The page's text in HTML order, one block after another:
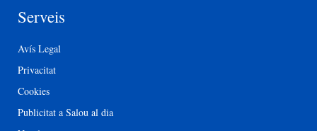
Serveis
Avís Legal
Privacitat
Cookies
Publicitat a Salou al dia